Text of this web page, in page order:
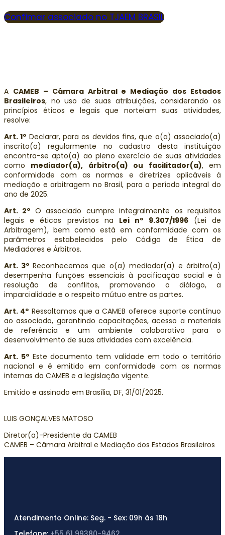
Confimar associado no TJAEM BRASIL
A CAMEB – Câmara Arbitral e Mediação dos Estados
Brasileiros, no uso de suas atribuições, considerando os
princípios éticos e legais que norteiam suas atividades,
resolve:
Art. 1º Declarar, para os devidos fins, que o(a) associado(a)
inscrito(a) regularmente no cadastro desta instituição
encontra-se apto(a) ao pleno exercício de suas atividades
como mediador(a), árbitro(a) ou facilitador(a), em
conformidade com as normas e diretrizes aplicáveis à
mediação e arbitragem no Brasil, para o período integral do
ano de 2025.
Art. 2º O associado cumpre integralmente os requisitos
legais e éticos previstos na Lei nº 9.307/1996(Lei de
Arbitragem), bem como está em conformidade com os
parâmetros estabelecidos pelo Código de Ética de
Mediadores e Árbitros.
Art. 3º Reconhecemos que o(a) mediador(a) e árbitro(a)
desempenha funções essenciais à pacificação social e à
resolução de conflitos, promovendo o diálogo, a
imparcialidade e o respeito mútuo entre as partes.
Art. 4º Ressaltamos que a CAMEB oferece suporte contínuo
ao associado, garantindo capacitações, acesso a materiais
de referência e um ambiente colaborativo para o
desenvolvimento de suas atividades com excelência.
Art. 5ºEste documento tem validade em todo o território
nacional e é emitido em conformidade com as normas
internas da CAMEB e a legislação vigente.
Emitido e assinado em Brasília, DF, 31/01/2025.
LUIS GONÇALVES MATOSO
Diretor(a)-Presidente da CAMEB
CAMEB – Câmara Arbitral e Mediação dos Estados Brasileiros
Atendimento Online: Seg. - Sex: 09h às 18h